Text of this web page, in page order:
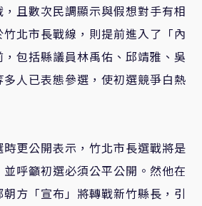
且數次民調顯示與假想對手有相
北市長戰線，則提前進入了「內
包括縣議員林禹佑、邱靖雅、吳
人已表態參選，使初選競爭白熱
更公開表示，竹北市長選戰將是
並呼籲初選必須公平公開。然他在
方「宣布」將轉戰新竹縣長，引